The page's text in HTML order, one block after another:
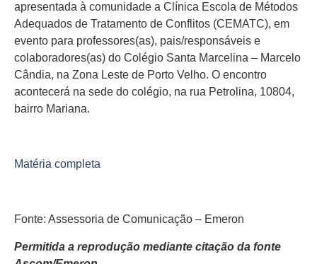
apresentada à comunidade a Clínica Escola de Métodos
Adequados de Tratamento de Conflitos (CEMATC), em
evento para professores(as), pais/responsáveis e
colaboradores(as) do Colégio Santa Marcelina – Marcelo
Cândia, na Zona Leste de Porto Velho. O encontro
acontecerá na sede do colégio, na rua Petrolina, 10804,
bairro Mariana.
Matéria completa
Fonte: Assessoria de Comunicação – Emeron
Permitida a reprodução mediante citação da fonte